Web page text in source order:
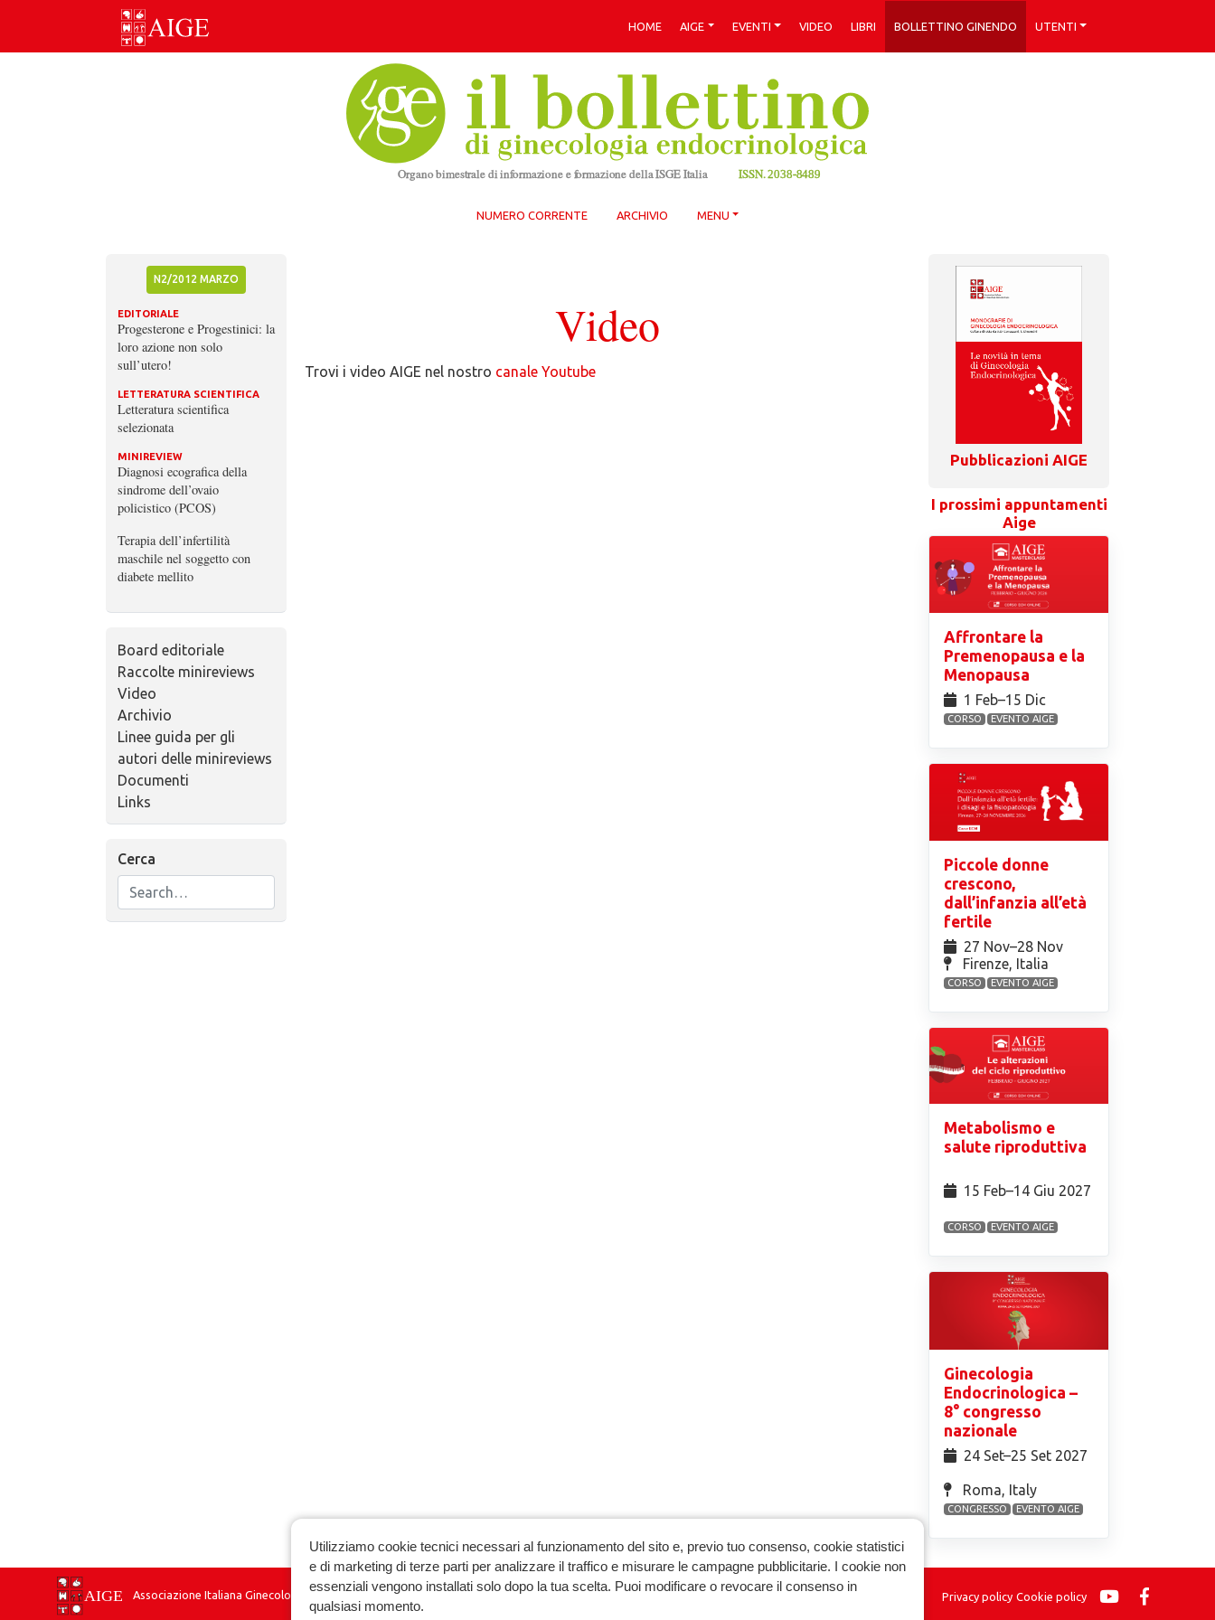
Skip
HOME AIGE EVENTI VIDEO LIBRI BOLLETTINO GINENDO UTENTI
NUMERO CORRENTE ARCHIVIO MENU
N2/2012 MARZO
EDITORIALE
Progesterone e Progestinici: la
loro azione non solo
sull’utero!
LETTERATURA SCIENTIFICA
Letteratura scientifica
selezionata
MINIREVIEW
Diagnosi ecografica della
sindrome dell’ovaio
policistico (PCOS)
Terapia dell’infertilità
maschile nel soggetto con
diabete mellito
Board editoriale
Raccolte minireviews
Video
Archivio
Linee guida per gli
autori delle minireviews
Documenti
Links
Cerca
Video
Trovi i video AIGE nel nostro canale Youtube
Pubblicazioni AIGE
I prossimi appuntamenti
Aige
Affrontare la
Premenopausa e la
Menopausa
1 Feb⁠–15 Dic
CORSO EVENTO AIGE
Piccole donne
crescono,
dall’infanzia all’età
fertile
27 Nov⁠–28 Nov
Firenze, Italia
CORSO EVENTO AIGE
Metabolismo e
salute riproduttiva
15 Feb⁠–14 Giu 2027
CORSO EVENTO AIGE
Ginecologia
Endocrinologica –
8° congresso
nazionale
24 Set⁠–25 Set 2027
Roma, Italy
CONGRESSO EVENTO AIGE
Associazione Italiana Ginecologia Endocrinologica Privacy policy Cookie policy
Utilizziamo cookie tecnici necessari al funzionamento del sito e, previo tuo consenso, cookie statistici
e di marketing di terze parti per analizzare il traffico e misurare le campagne pubblicitarie. I cookie non
essenziali vengono installati solo dopo la tua scelta. Puoi modificare o revocare il consenso in
qualsiasi momento.